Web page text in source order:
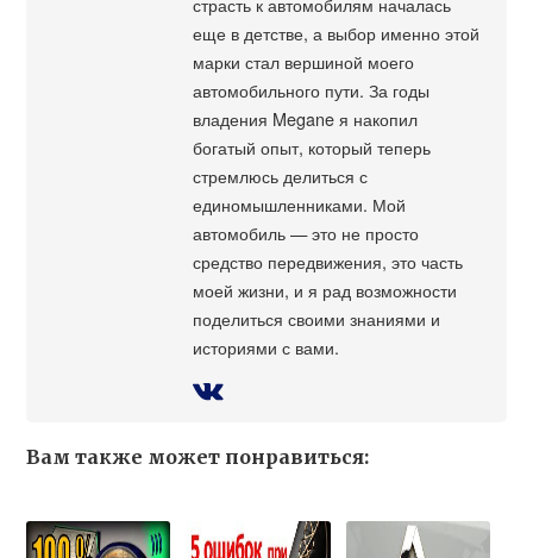
еще в детстве, а выбор именно этой
марки стал вершиной моего
автомобильного пути. За годы
владения Megane я накопил
богатый опыт, который теперь
стремлюсь делиться с
единомышленниками. Мой
автомобиль — это не просто
средство передвижения, это часть
моей жизни, и я рад возможности
поделиться своими знаниями и
историями с вами.
Вам также может понравиться: